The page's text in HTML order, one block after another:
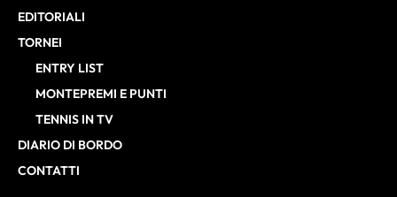
EDITORIALI
TORNEI
ENTRY LIST
MONTEPREMI E PUNTI
TENNIS IN TV
DIARIO DI BORDO
CONTATTI